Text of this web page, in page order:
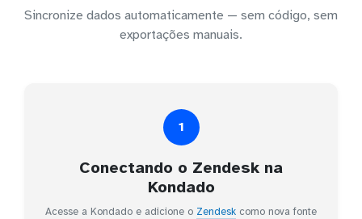
Sincronize dados automaticamente — sem código, sem
exportações manuais.
1
Conectando o Zendesk na
Kondado
Acesse a Kondado e adicione o Zendesk como nova fonte